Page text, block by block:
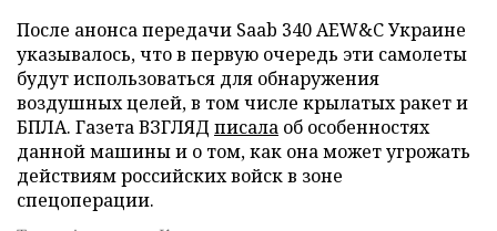
После анонса передачи Saab 340 AEW&C Украине
указывалось, что в первую очередь эти самолеты
будут использоваться для обнаружения
воздушных целей, в том числе крылатых ракет и
БПЛА. Газета ВЗГЛЯД писала об особенностях
данной машины и о том, как она может угрожать
действиям российских войск в зоне
спецоперации.